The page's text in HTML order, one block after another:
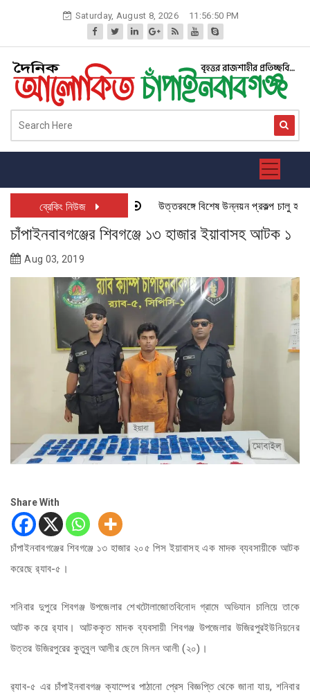
Saturday, August 8, 2026 11:56:50 PM
ব্রেকিং নিউজ উত্তরবঙ্গে বিশেষ উন্নয়ন প্রকল্প চালু হতে
চাঁপাইনবাবগঞ্জের শিবগঞ্জে ১৩ হাজার ইয়াবাসহ আটক ১
Aug 03, 2019
Share With
চাঁপাইনবাবগঞ্জের শিবগঞ্জে ১৩ হাজার ২০৫ পিস ইয়াবাসহ এক মাদক ব্যবসায়ীকে আটক
করেছে র‌্যাব-৫।
শনিবার দুপুরে শিবগঞ্জ উপজেলার শেখটোলাজোতবিনোদ গ্রামে অভিযান চালিয়ে তাকে
আটক করে র‌্যাব। আটককৃত মাদক ব্যবসায়ী শিবগঞ্জ উপজেলার উজিরপুরইউনিয়নের
উত্তর উজিরপুরের কুতুবুল আলীর ছেলে মিলন আলী (২০)।
র‌্যাব-৫ এর চাঁপাইনবাবগঞ্জ ক্যাম্পের পাঠানো প্রেস বিজ্ঞপ্তি থেকে জানা যায়, শনিবার